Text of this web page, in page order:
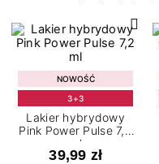
NOWOŚĆ
3+3
Lakier hybrydowy
Pink Power Pulse 7,2
ml
39,99 zł